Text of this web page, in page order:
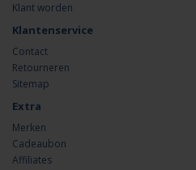
Klant worden
Klantenservice
Contact
Retourneren
Sitemap
Extra
Merken
Cadeaubon
Affiliates